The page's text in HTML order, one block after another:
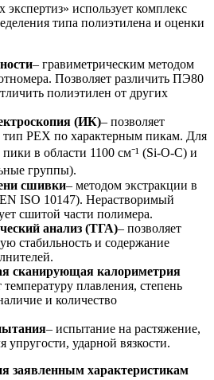
использует комплекс
типа полиэтилена и оценки
– гравиметрическим методом
Позволяет различить ПЭ80
полиэтилен от других
(ИК)– позволяет
тип PEX по характерным пикам. Для
в области 1100 см⁻¹ (Si-O-C) и
группы).
сшивки– методом экстракции в
ISO 10147). Нерастворимый
сшитой части полимера.
анализ (ТГА)– позволяет
стабильность и содержание
сканирующая калориметрия
температуру плавления, степень
и количество
– испытание на растяжение,
упругости, ударной вязкости.
заявленным характеристикам